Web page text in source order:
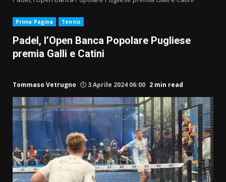
Prima Pagina Tennis
Padel, l’Open Banca Popolare Pugliese
premia Galli e Catini
Tommaso Vetrugno 3 Aprile 2024 06:00 2 min read